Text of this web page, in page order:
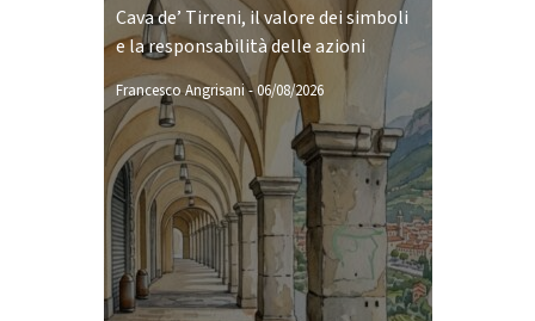
Cava de’ Tirreni, il valore dei simboli
e la responsabilità delle azioni
Francesco Angrisani-06/08/2026